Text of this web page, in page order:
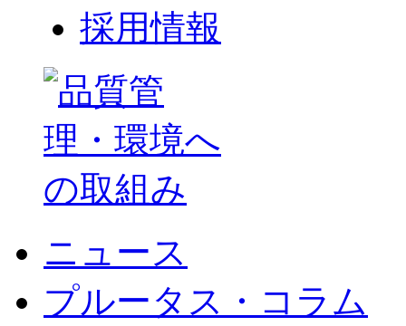
採用情報
ニュース
プルータス・コラム